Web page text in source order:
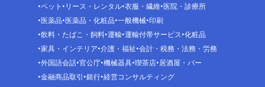
ペット リース・レンタル 衣服・繊維 医院・診療所
医薬品 医薬品・化粧品 一般機械 印刷
飲料・たばこ・飼料 運輸 運輸付帯サービス 化粧品
家具・インテリア 介護・福祉 会計・税務・法務・労務
外国語会話 官公庁 機械器具 喫茶店 居酒屋・バー
金融商品取引 銀行 経営コンサルティング